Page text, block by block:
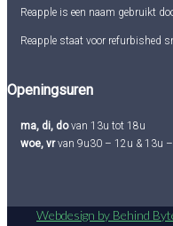
Reapple is een naam gebruikt
Reapple staat voor refurbished
Openingsuren
ma, di, dovan 13u tot 18u
woe, vrvan 9u30 – 12u & 13u
Webdesign by Behind